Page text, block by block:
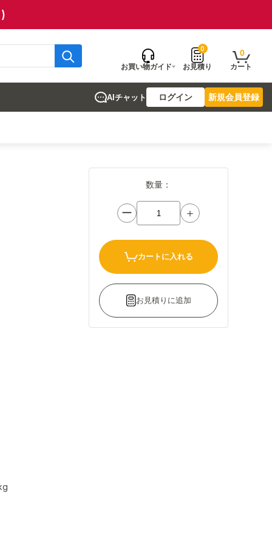
お買い物ガイド
0
お見積り
0
カート
AIチャット ログイン 新規会員登録
数量：
ー ＋
カートに入れる
お見積りに追加